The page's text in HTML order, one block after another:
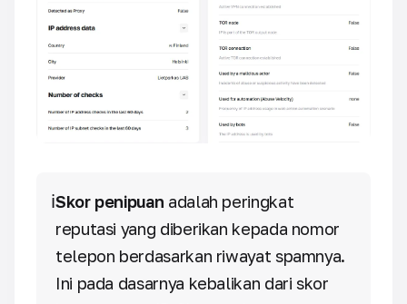
ℹ️Skor penipuan adalah peringkat
reputasi yang diberikan kepada nomor
telepon berdasarkan riwayat spamnya.
Ini pada dasarnya kebalikan dari skor